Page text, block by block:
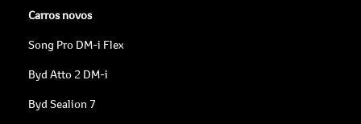
Carros novos
Song Pro DM-i Flex
Byd Atto 2 DM-i
Byd Sealion 7